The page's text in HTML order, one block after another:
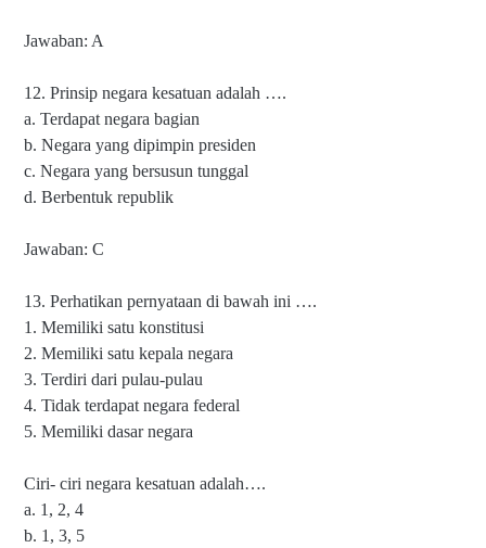
Jawaban: A
12. Prinsip negara kesatuan adalah ….
a. Terdapat negara bagian
b. Negara yang dipimpin presiden
c. Negara yang bersusun tunggal
d. Berbentuk republik
Jawaban: C
13. Perhatikan pernyataan di bawah ini ….
1. Memiliki satu konstitusi
2. Memiliki satu kepala negara
3. Terdiri dari pulau-pulau
4. Tidak terdapat negara federal
5. Memiliki dasar negara
Ciri- ciri negara kesatuan adalah….
a. 1, 2, 4
b. 1, 3, 5